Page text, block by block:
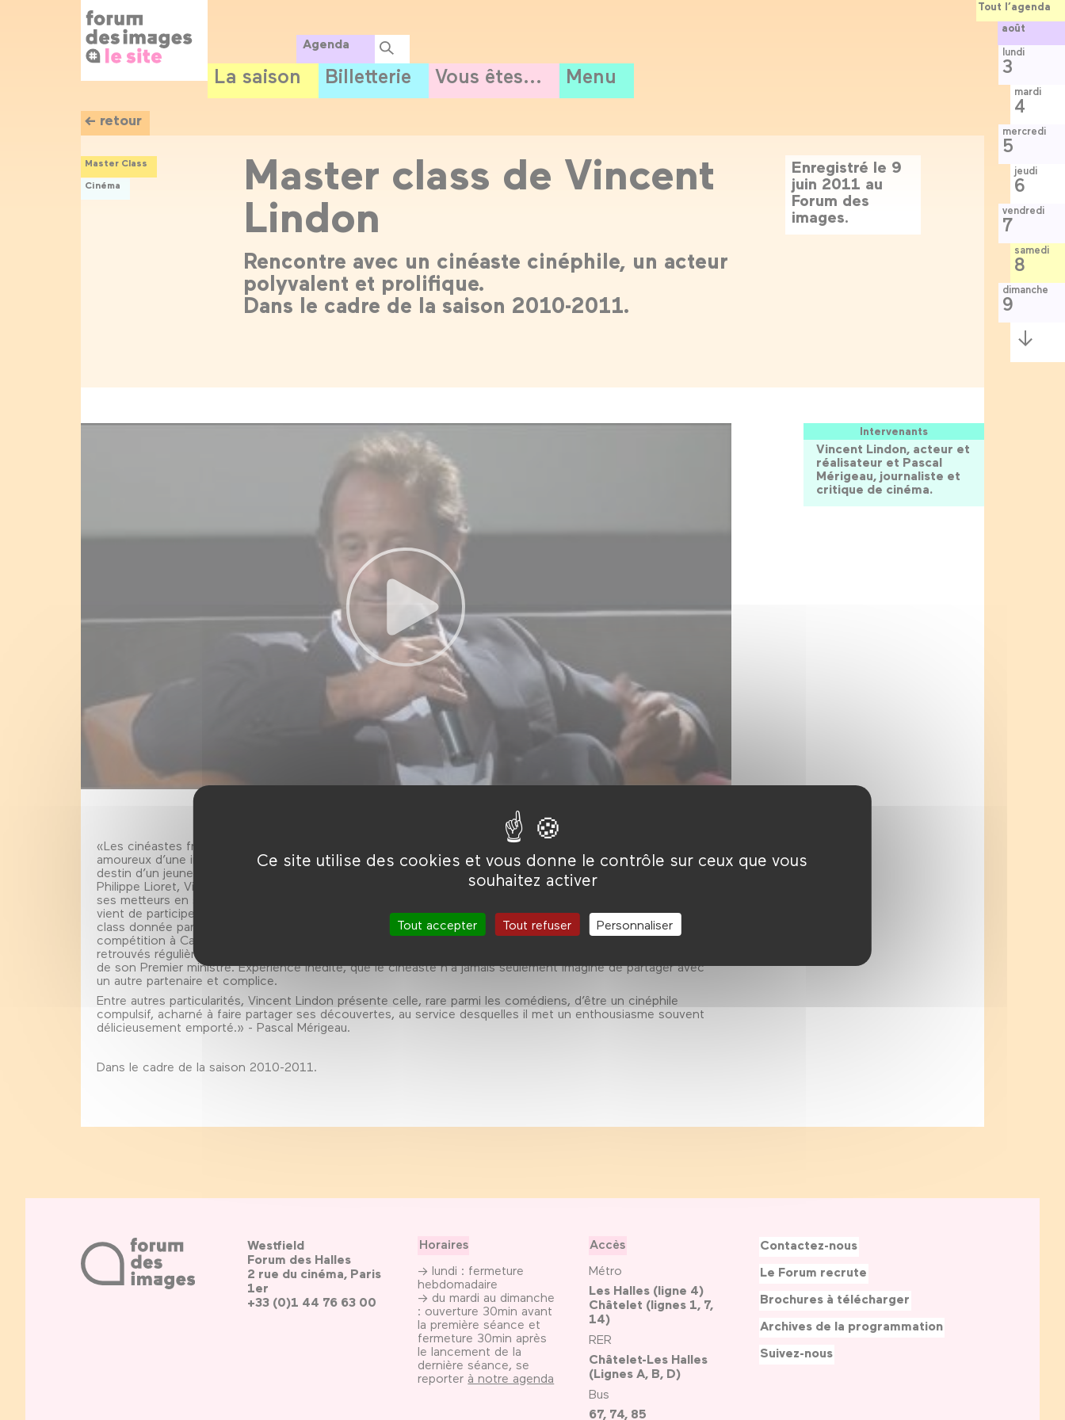
Ce site utilise des cookies et vous donne le contrôle sur ceux que vous
souhaitez activer
Tout accepter Tout refuser Personnaliser
Agenda
La saison Billetterie Vous êtes... Menu
← retour
Master Class
Cinéma
Enregistré le 9
juin 2011 au
Forum des
images.
Master class de Vincent
Lindon
Rencontre avec un cinéaste cinéphile, un acteur
polyvalent et prolifique.
Dans le cadre de la saison 2010-2011.
Intervenants
Vincent Lindon, acteur et
réalisateur et Pascal
Mérigeau, journaliste et
critique de cinéma.
«Les cinéastes français ont compris alors qu’il pouvait tout jouer sans cesser jamais d’être à sa place. Maçon
amoureux d’une institutrice dans Mademoiselle Chambon, de Stéphane Brizé, maître nageur renversé par le
destin d’un jeune immigré décidé à traverser la Manche à la nage, lui qui ne sait pas nager, dans
Philippe Lioret, Vincent Lindon s’empare de ses personnages à bras-le-corps et subjugue (et parfois épuise)
ses metteurs en scène par son implication, son énergie et une exigence extrême. Face à Alain Cavalier, il
vient de participer à l’aventure la plus singulière qui se puisse imaginer: commencé au lendemain de la Master
class donnée par Alain Cavalier au Forum des images, en février 2010, le tournage de
Pater, présenté en
compétition à Cannes, s’est déroulé sur plus d’une année, au fil de laquelle le filmeur et l’acteur se sont
retrouvés régulièrement, Alain Cavalier dans le rôle d’un président de la République, Vincent Lindon dans celui
de son Premier ministre. Expérience inédite, que le cinéaste n’a jamais seulement imaginé de partager avec
un autre partenaire et complice.
Entre autres particularités, Vincent Lindon présente celle, rare parmi les comédiens, d’être un cinéphile
compulsif, acharné à faire partager ses découvertes, au service desquelles il met un enthousiasme souvent
délicieusement emporté.» - Pascal Mérigeau.
Dans le cadre de la saison 2010-2011.
Tout l’agenda
août
lundi
3
mardi
4
mercredi
5
jeudi
6
vendredi
7
samedi
8
dimanche
9
Semaine
suivante
Westfield
Forum des Halles
2 rue du cinéma, Paris
1er
+33 (0)1 44 76 63 00
Horaires
→ lundi : fermeture
hebdomadaire
→ du mardi au dimanche
: ouverture 30min avant
la première séance et
fermeture 30min après
le lancement de la
dernière séance, se
reporter à notre agenda
Accès
Métro
Les Halles (ligne 4)
Châtelet (lignes 1, 7,
14)
RER
Châtelet-Les Halles
(Lignes A, B, D)
Bus
67, 74, 85
Contactez-nous
Le Forum recrute
Brochures à télécharger
Archives de la programmation
Suivez-nous